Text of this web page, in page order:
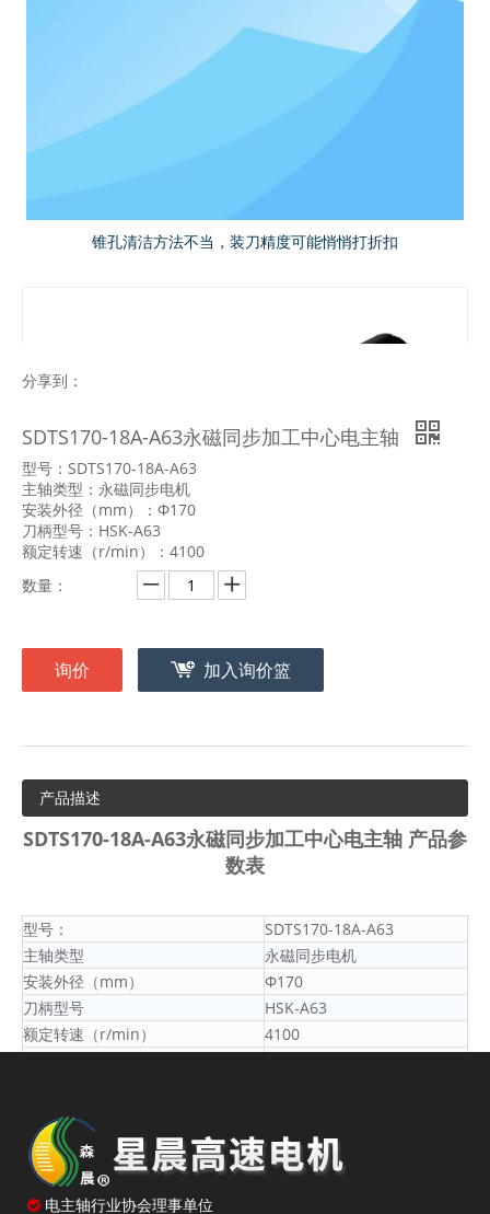
锥孔清洁方法不当，装刀精度可能悄悄打折扣
分享到：
SDTS170-18A-A63永磁同步加工中心电主轴
型号：SDTS170-18A-A63
主轴类型：永磁同步电机
安装外径（mm）：Φ170
刀柄型号：HSK-A63
额定转速（r/min）：4100
数量：
询价 加入询价篮
产品描述
SDTS170-18A-A63永磁同步加工中心电主轴 产品参
数表
型号：
SDTS170-18A-A63
主轴类型
永磁同步电机
安装外径（mm）
Φ170
刀柄型号
HSK-A63
额定转速（r/min）
4100
最高频率（Hz）
额定电压（V）
380
最高电压（V）
380
额定电流S1/S6(40%)（A）
 电主轴行业协会理事单位